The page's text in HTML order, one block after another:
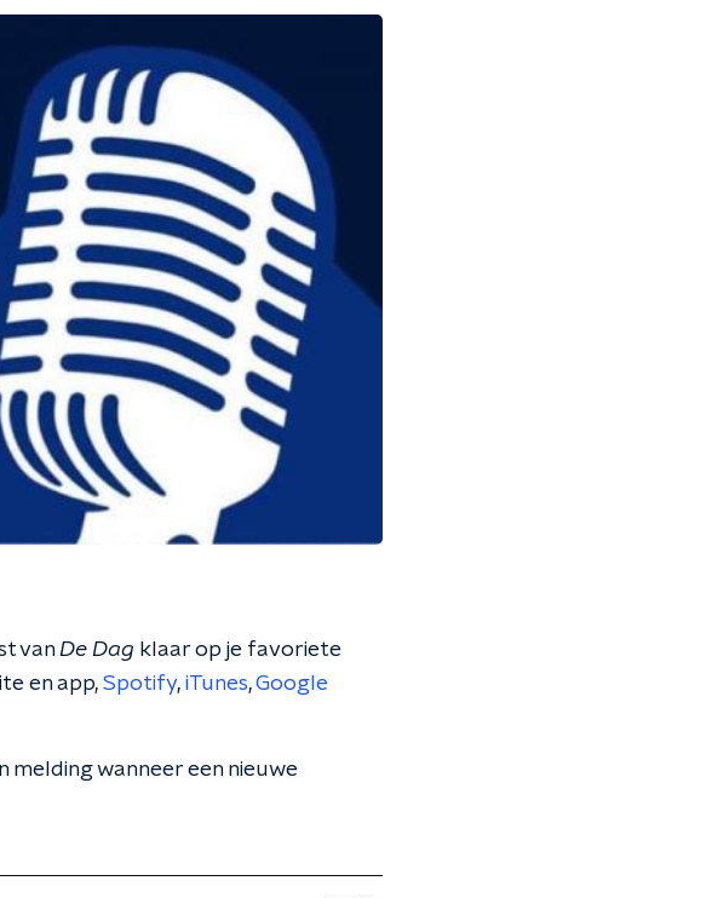
vanDe Dag klaar op je favoriete
en app, Spotify, iTunes,Google
melding wanneer een nieuwe